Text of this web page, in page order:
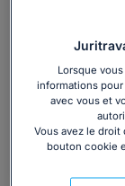
- 48
- 7
- 4 fiches
Lorsque
informations
avec vous et
Vous avez le droit
bouton cookie